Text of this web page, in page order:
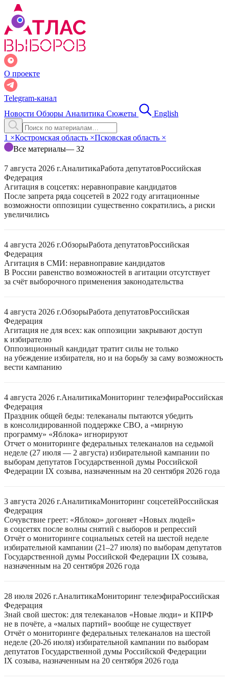
О проекте
Telegram-канал
Новости Обзоры Аналитика Сюжеты English
1 ×Костромская область ×Псковская область ×
Все материалы— 32
7 августа 2026 г.АналитикаРабота депутатовРоссийская
Федерация
Агитация в соцсетях: неравноправие кандидатов
После запрета ряда соцсетей в 2022 году агитационные
возможности оппозиции существенно сократились, а риски
увеличились
4 августа 2026 г.ОбзорыРабота депутатовРоссийская
Федерация
Агитация в СМИ: неравноправие кандидатов
В России равенство возможностей в агитации отсутствует
за счёт выборочного применения законодательства
4 августа 2026 г.ОбзорыРабота депутатовРоссийская
Федерация
Агитация не для всех: как оппозиции закрывают доступ
к избирателю
Оппозиционный кандидат тратит силы не только
на убеждение избирателя, но и на борьбу за саму возможность
вести кампанию
4 августа 2026 г.АналитикаМониторинг телеэфираРоссийская
Федерация
Праздник общей беды: телеканалы пытаются убедить
в консолидированной поддержке СВО, а «мирную
программу» «Яблока» игнорируют
Отчет о мониторинге федеральных телеканалов на седьмой
неделе (27 июля — 2 августа) избирательной кампании по
выборам депутатов Государственной думы Российской
Федерации IX созыва, назначенным на 20 сентября 2026 года
3 августа 2026 г.АналитикаМониторинг соцсетейРоссийская
Федерация
Сочувствие греет: «Яблоко» догоняет «Новых людей»
в соцсетях после волны снятий с выборов и репрессий
Отчёт о мониторинге социальных сетей на шестой неделе
избирательной кампании (21–27 июля) по выборам депутатов
Государственной думы Российской Федерации IX созыва,
назначенным на 20 сентября 2026 года
28 июля 2026 г.АналитикаМониторинг телеэфираРоссийская
Федерация
Знай свой шесток: для телеканалов «Новые люди» и КПРФ
не в почёте, а «малых партий» вообще не существует
Отчёт о мониторинге федеральных телеканалов на шестой
неделе (20-26 июля) избирательной кампании по выборам
депутатов Государственной думы Российской Федерации
IX созыва, назначенным на 20 сентября 2026 года